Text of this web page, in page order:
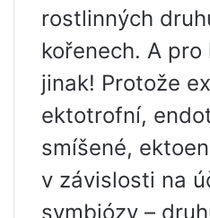
rostlinných
kořenech. A
jinak! Protože
ektotrofní,
smíšené,
v závislosti na
symbiózy –